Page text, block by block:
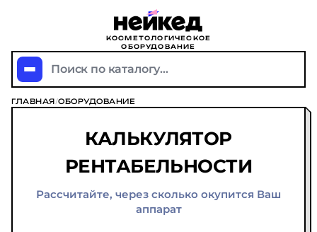
КОСМЕТОЛОГИЧЕСКОЕ
ОБОРУДОВАНИЕ
Поиск по каталогу...
ГЛАВНАЯ/ОБОРУДОВАНИЕ
КАЛЬКУЛЯТОР
РЕНТАБЕЛЬНОСТИ
Рассчитайте, через сколько окупится Ваш
аппарат